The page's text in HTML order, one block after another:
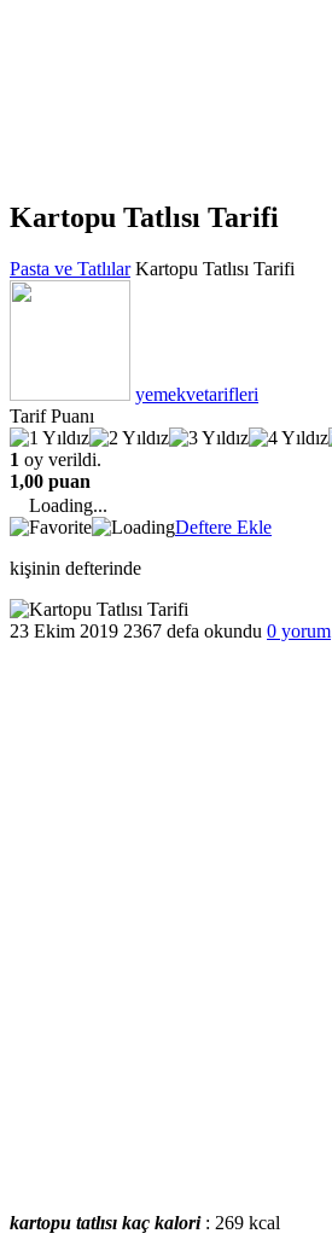
Kartopu Tatlısı Tarifi
Pasta ve Tatlılar Kartopu Tatlısı Tarifi
yemekvetarifleri
Tarif Puanı
1 oy verildi.
1,00 puan
Loading...
Deftere Ekle
kişinin defterinde
23 Ekim 2019 2367 defa okundu 0 yorum
kartopu tatlısı kaç kalori: 269 kcal